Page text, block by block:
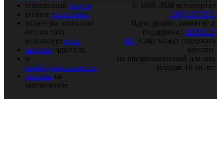
оппозитный форум
полное оглавление
хотите вы этого или
нет, но сайт
использует куки
закрома oppozit.ru
о
конфиденциальности
реклама на
мотопортале
© 1999-2026 мотопортал
OPPOZIT.RU
Идея, дизайн, развитие и
поддержка : SHTRLZ
16+ Сайт может содержать
контент,
не предназначенный для лиц
младше 16-ти лет